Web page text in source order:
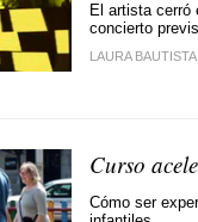
El artista cerró
concierto
LAURA BAUTISTA
Curso
Cómo ser